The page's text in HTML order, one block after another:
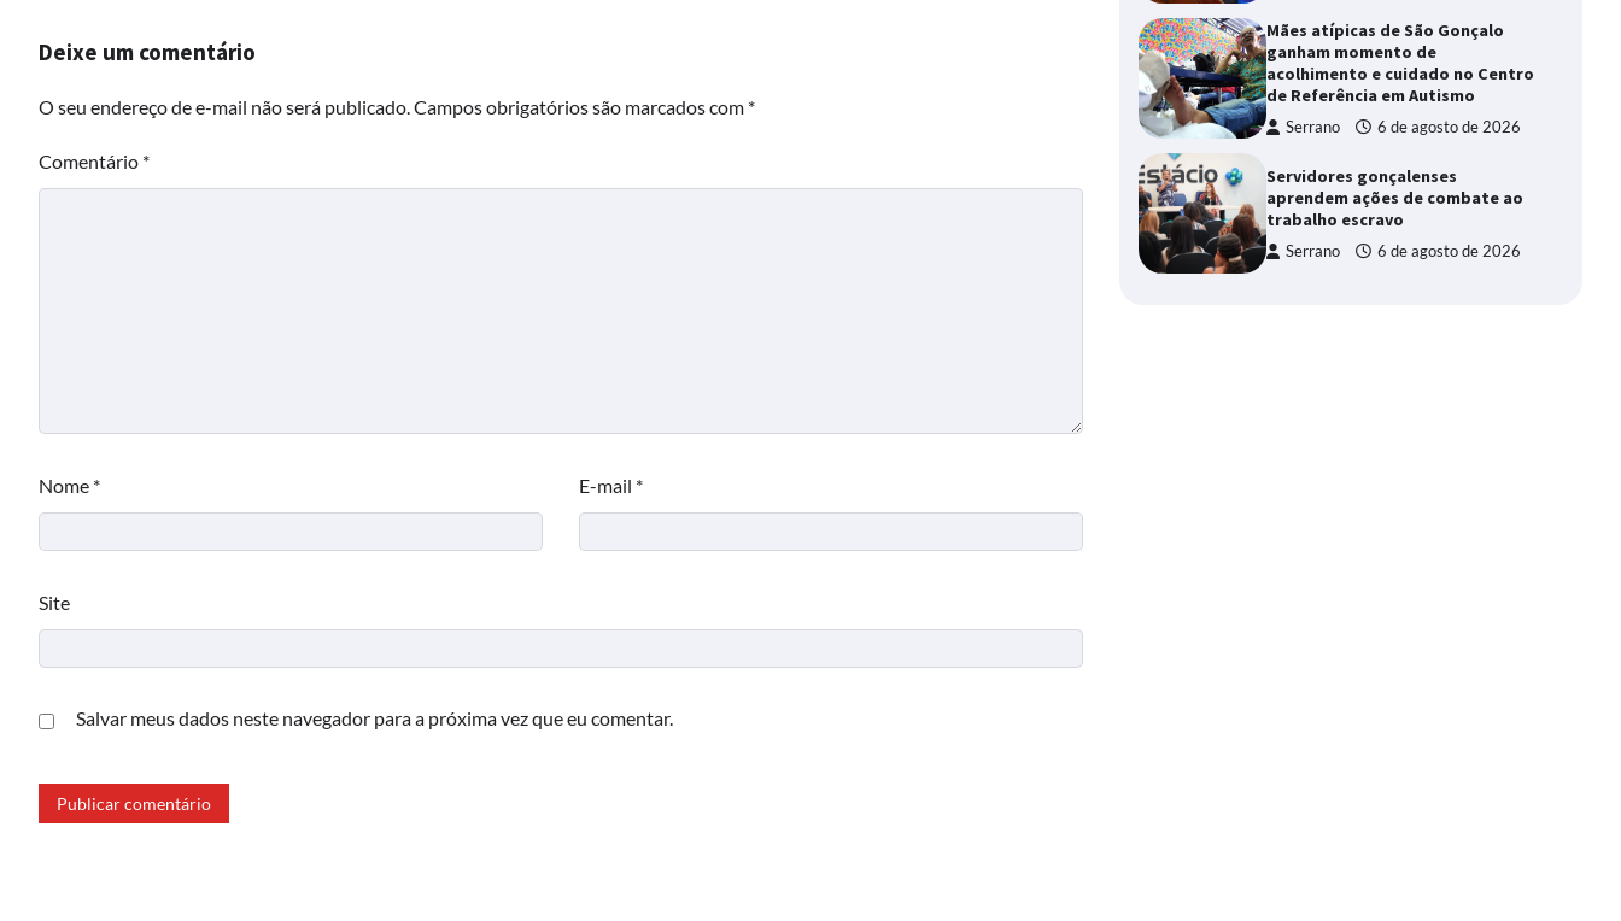
Deixe um comentário
O seu endereço de e-mail não será publicado.Campos obrigatórios são marcados com *
Comentário *
Nome * E-mail *
Site
Salvar meus dados neste navegador para a próxima vez que eu comentar.
Mães atípicas de São Gonçalo
ganham momento de
acolhimento e cuidado no Centro
de Referência em Autismo
Serrano 6 de agosto de 2026
Servidores gonçalenses
aprendem ações de combate ao
trabalho escravo
Serrano 6 de agosto de 2026